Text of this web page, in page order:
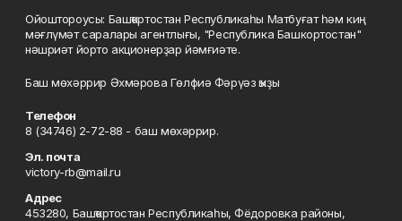
Ойоштороусы: Башҡортостан Республикаһы Матбуғат һәм киң
мәғлүмәт саралары агентлығы, "Республика Башкортостан"
нәшриәт йорто акционерҙар йәмғиәте.
Баш мөхәррир Әхмәрова Гөлфиә Фәрүәз ҡыҙы
Телефон
8 (34746) 2-72-88 - баш мөхәррир.
Эл. почта
victory-rb@mail.ru
Адрес
453280, Башҡортостан Республикаһы, Фёдоровка районы,